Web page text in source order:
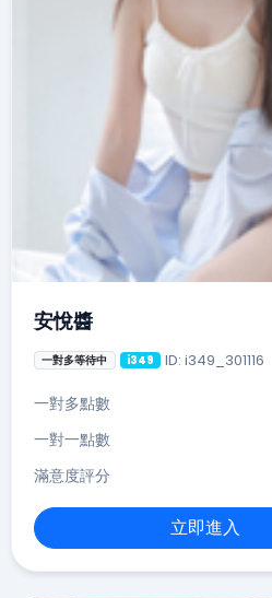
安悅醬
一對多等待中 i349 ID: i349_301116
一對多點數
一對一點數
滿意度評分
立即進入